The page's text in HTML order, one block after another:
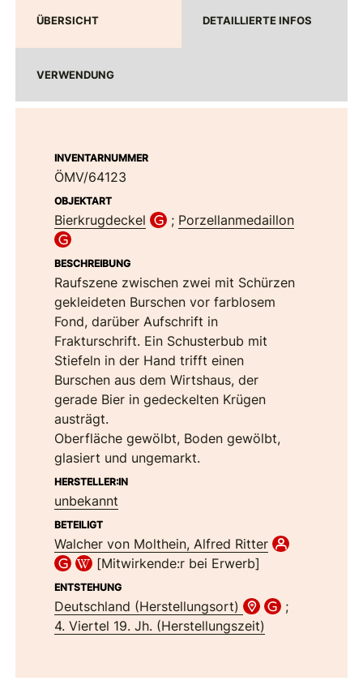
ÜBERSICHT DETAILLIERTE INFOS
VERWENDUNG
INVENTARNUMMER
ÖMV/64123
OBJEKTART
Bierkrugdeckel ; Porzellanmedaillon
BESCHREIBUNG
Raufszene zwischen zwei mit Schürzen
gekleideten Burschen vor farblosem
Fond, darüber Aufschrift in
Frakturschrift. Ein Schusterbub mit
Stiefeln in der Hand trifft einen
Burschen aus dem Wirtshaus, der
gerade Bier in gedeckelten Krügen
austrägt.
Oberfläche gewölbt, Boden gewölbt,
glasiert und ungemarkt.
HERSTELLER:IN
unbekannt
BETEILIGT
Walcher von Molthein, Alfred Ritter
[Mitwirkende:r bei Erwerb]
ENTSTEHUNG
Deutschland (Herstellungsort)
;
4. Viertel 19. Jh. (Herstellungszeit)